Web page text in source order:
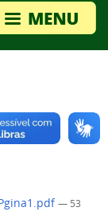
— 53